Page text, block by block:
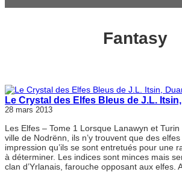
Fantasy
Le Crystal des Elfes Bleus de J.L.
28 mars 2013
Les Elfes – Tome 1 Lorsque Lanawyn et
ville de Nodrënn, ils n’y trouvent que des
impression qu’ils se sont entretués pour une
à déterminer. Les indices sont minces mais
clan d’Yrlanais, farouche opposant aux elfes.